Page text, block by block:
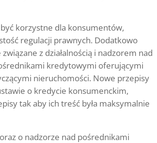
korzystne dla konsumentów,
regulacji prawnych. Dodatkowo
z działalnością i nadzorem nad
kredytowymi oferującymi
nieruchomości. Nowe przepisy
o kredycie konsumenckim,
tak aby ich treść była maksymalnie
o nadzorze nad pośrednikami